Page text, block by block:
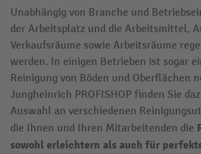
Unabhängig von Branche und
der Arbeitsplatz und die Arbeitsmittel,
Verkaufsräume sowie Arbeitsräume
werden. In einigen Betrieben ist sogar
Reinigung von Böden und Oberflächen
Jungheinrich PROFISHOP finden Sie
Auswahl an verschiedenen
die Ihnen und Ihren Mitarbeitenden die
sowohl erleichtern als auch für